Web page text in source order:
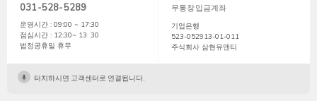
031-528-5289
운영시간 : 09:00 ~ 17:30
점심시간 : 12:30~ 13: 30
법정공휴일 휴무
무통장입금계좌
기업은행
523-052913-01-011
주식회사 삼현유앤티
터치하시면 고객센터로 연결됩니다.